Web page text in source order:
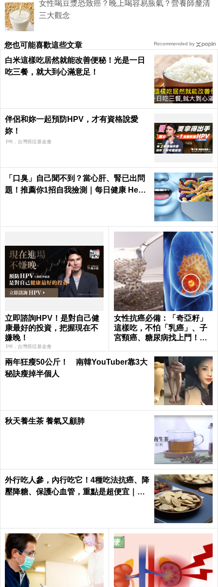
女性喝豆漿恐致癌？晚上喝容易脹氣？營養師釐清
三大觀念
您也可能喜歡這些文章
白米這樣吃居然就能改善便秘！光是一日
吃三餐，就大到心滿意足！
伴侶和妳一起預防HPV，才有資格說愛
妳！
PR．台灣癌症基金會
「口臭」自己聞不到？當心肝、腎已出問
題！推薦你1招自我撿測｜每日健康 Healt
立即諮詢HPV！是對自己健
康最好的投資，把握現在不
嫌晚！
PR．台灣癌症基金會
女性抗癌必備：「奇亞籽」
這樣吃，不怕「乳癌」、子
宮頸癌、糖尿病找上門！一
Health
兩年狂瘦50公斤！ 南韓YouTuber靠3大
秘訣瘦掉半個人
秋天養生茶 養氣又顧肺
外行吃人參，內行吃它！4種吃法抗癌、降
壓降糖、保護心血管，重點是超便宜｜每
Recommended by